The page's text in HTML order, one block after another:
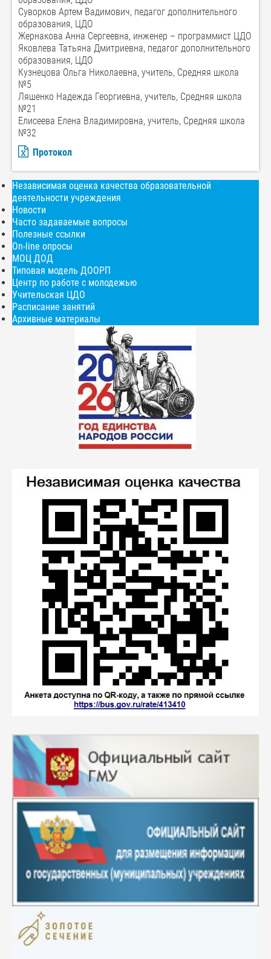
Суворков Артем Вадимович, педагог дополнительного
образования, ЦДО
Жернакова Анна Сергеевна, инженер – программист ЦДО
Яковлева Татьяна Дмитриевна, педагог дополнительного
образования, ЦДО
Кузнецова Ольга Николаевна, учитель, Средняя школа
№5
Ляшенко Надежда Георгиевна, учитель, Средняя школа
№21
Елисеева Елена Владимировна, учитель, Средняя школа
№32
Протокол
Независимая оценка качества образовательной
деятельности учреждения
Новости
Часто задаваемые вопросы
Полезные ссылки
On-line опросы
МОЦ ДОД
Типовая модель ДООРП
Центр по работе с молодежью
Учительская ЦДО
Расписание занятий
Архивные материалы